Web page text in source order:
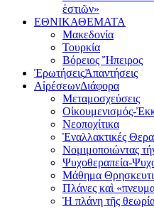
ἑστιῶν»
ΕΘΝΙΚΑΘΕΜΑΤΑ
Μακεδονία
Τουρκία
Βόρειος Ἤπειρος
ἘρωτήσειςἈπαντήσεις
ΑἱρέσεωνΔιάφορα
Μεταμοσχεύσεις
Οἰκουμενισμός-
Νεοποχίτικα
Ἐναλλακτικές
Νομιμοποιώντας
Ψυχοθεραπεία-
Μάθημα
Πλάνες καὶ
Ἡ πλάνη τῆς